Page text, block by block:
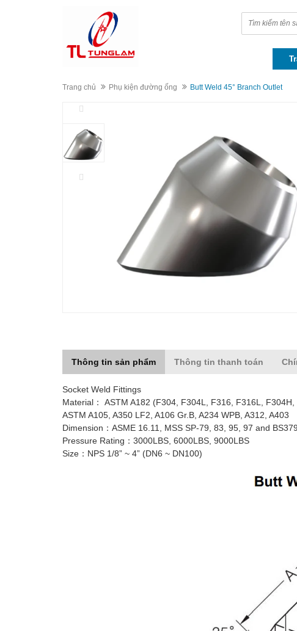
Trang chủ Phụ kiện đường ống Butt Weld 45° Branch Outlet
Thông tin sản phẩm Thông tin thanh toán
Socket Weld Fittings
Material： ASTM A182 (F304, F304L, F316, F316L,
ASTM A105, A350 LF2, A106 Gr.B, A234 WPB, A312, A403
Dimension：ASME 16.11, MSS SP-79, 83, 95, 97 and
Pressure Rating：3000LBS, 6000LBS, 9000LBS
Size：NPS 1/8” ~ 4” (DN6 ~ DN100)